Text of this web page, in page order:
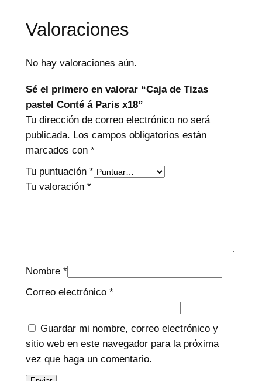
Valoraciones
No hay valoraciones aún.
Sé el primero en valorar “Caja de Tizas
pastel Conté á Paris x18”
Tu dirección de correo electrónico no será
publicada. Los campos obligatorios están
marcados con *
Tu puntuación *
Tu valoración *
Nombre *
Correo electrónico *
Guardar mi nombre, correo electrónico y
sitio web en este navegador para la próxima
vez que haga un comentario.